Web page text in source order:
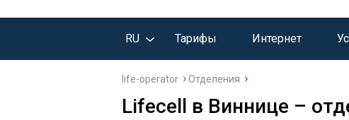
RU Тарифы Интернет
life-operator Отделения
Lifecell в Виннице –